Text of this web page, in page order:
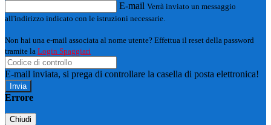
E-mail Verrà inviato un messaggio
all'indirizzo indicato con le istruzioni necessarie.
Non hai una e-mail associata al nome utente? Effettua il reset della password
tramite la Login Spaggiari
E-mail inviata, si prega di controllare la casella di posta elettronica!
Errore
Chiudi